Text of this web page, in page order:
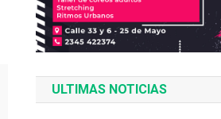
ULTIMAS NOTICIAS